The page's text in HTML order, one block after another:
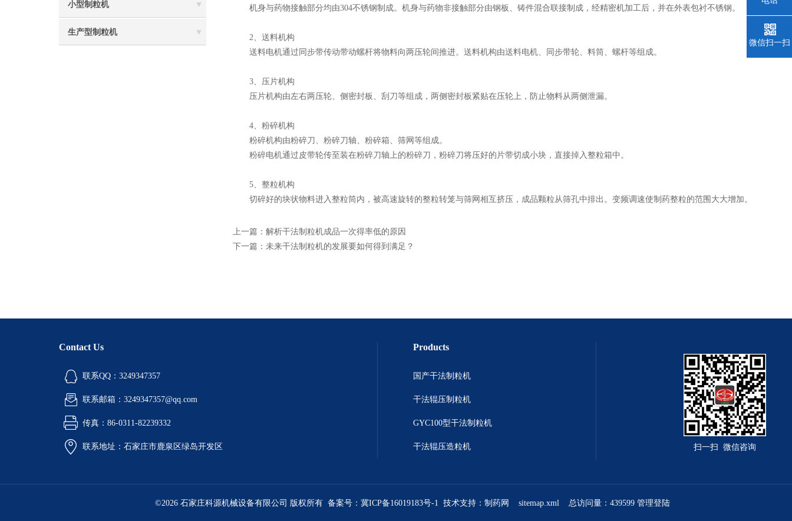
小型制粒机
生产型制粒机
机身与药物接触部分均由304不锈钢制成。机身与药物非接触部分由钢板、铸件混合联接制成，经精密机加工后，并在外表包衬不锈钢。
2、送料机构
送料电机通过同步带传动带动螺杆将物料向两压轮间推进。送料机构由送料电机、同步带轮、料筒、螺杆等组成。
3、压片机构
压片机构由左右两压轮、侧密封板、刮刀等组成，两侧密封板紧贴在压轮上，防止物料从两侧泄漏。
4、粉碎机构
粉碎机构由粉碎刀、粉碎刀轴、粉碎箱、筛网等组成。
粉碎电机通过皮带轮传至装在粉碎刀轴上的粉碎刀，粉碎刀将压好的片带切成小块，直接掉入整粒箱中。
5、整粒机构
切碎好的块状物料进入整粒筒内，被高速旋转的整粒转笼与筛网相互挤压，成品颗粒从筛孔中排出。变频调速使制药整粒的范围大大增加。
上一篇： 解析干法制粒机成品一次得率低的原因
下一篇： 未来干法制粒机的发展要如何得到满足？
Contact Us
联系QQ：3249347357
联系邮箱：3249347357@qq.com
传真：86-0311-82239332
联系地址：石家庄市鹿泉区绿岛开发区
Products
国产干法制粒机
干法辊压制粒机
GYC100型干法制粒机
干法辊压造粒机 扫一扫 微信咨询
©2026 石家庄科源机械设备有限公司 版权所有 备案号： 冀ICP备16019183号-1 技术支持： 制药网 sitemap.xml 总访问量：439599 管理登陆
微信扫一扫